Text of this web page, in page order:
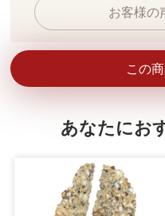
お客様の
この
あなたにお